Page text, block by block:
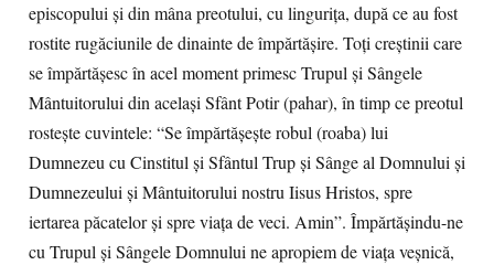
episcopului şi din mâna preotului, cu linguriţa, după ce au fost
rostite rugăciunile de dinainte de împărtăşire. Toţi creştinii care
se împărtăşesc în acel moment primesc Trupul şi Sângele
Mântuitorului din acelaşi Sfânt Potir (pahar), în timp ce preotul
rosteşte cuvintele: “Se împărtăşeşte robul (roaba) lui
Dumnezeu cu Cinstitul şi Sfântul Trup şi Sânge al Domnului şi
Dumnezeului şi Mântuitorului nostru Iisus Hristos, spre
iertarea păcatelor şi spre viaţa de veci. Amin”. Împărtăşindu-ne
cu Trupul şi Sângele Domnului ne apropiem de viaţa veşnică,